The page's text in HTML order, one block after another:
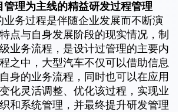
管理为主线的精益研发过程管理
过程是伴随企业发展而不断演
点与自身发展阶段的现实情况，制
业务流程，是设计过管理的主要内
之中，大型汽车不仅可以借助信息
身的业务流程，同时也可以在应用
化灵活调整、优化该过程，实现业
和系统管理，并最终提升研发管理